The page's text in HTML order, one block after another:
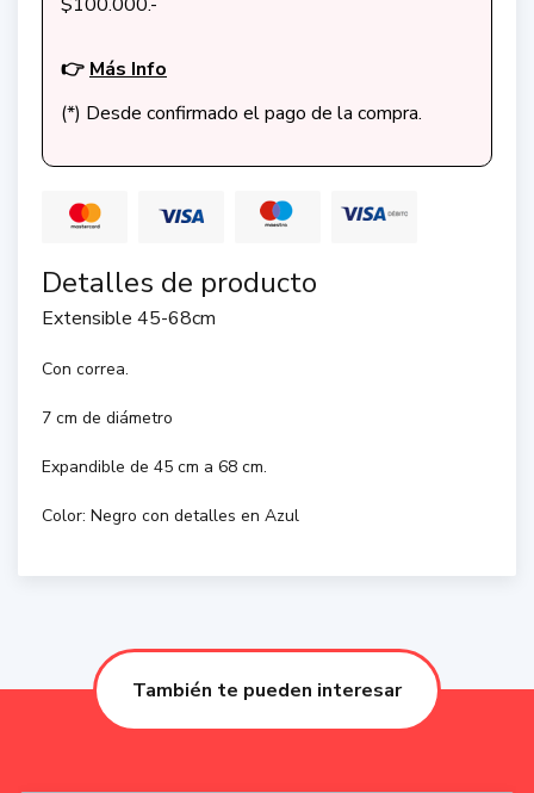
👉 Más Info
(*) Desde confirmado el pago de la compra.
Detalles de producto
Extensible 45-68cm
Con correa.
7 cm de diámetro
Expandible de 45 cm a 68 cm.
Color: Negro con detalles en Azul
También te pueden interesar